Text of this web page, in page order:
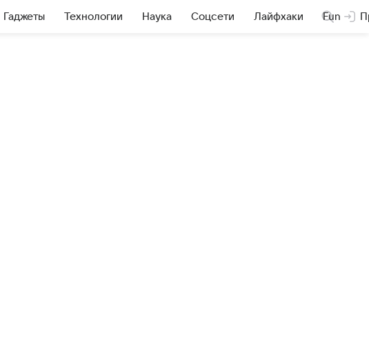
Гаджеты Технологии Наука Соцсети Лайфхаки Fun